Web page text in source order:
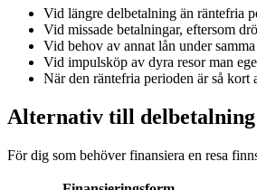
Vid längre delbetalning än räntefria
Vid missade betalningar, eftersom
Vid behov av annat lån under
Vid impulsköp av dyra resor man
När den räntefria perioden är så kort
Alternativ till delbetalning
För dig som behöver finansiera en resa